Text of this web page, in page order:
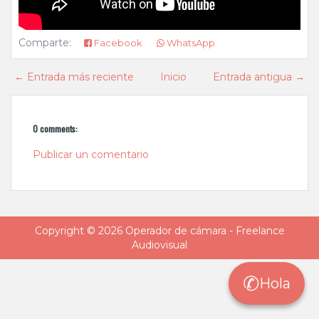
Comparte: Facebook WhatsApp
← Entrada más reciente Entrada antigua →
Inicio
0 comments:
Publicar un comentario
Copyright © 2026 Operador de cámara - Freelance
Audiovisual
✆Hola